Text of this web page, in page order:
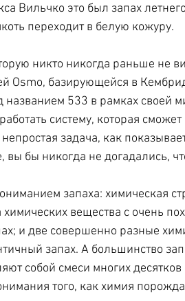
Вильчко это был запах
переходит в белую кожуру.
никто никогда раньше не
Osmo, базирующейся в
названием 533 в рамках своей
систему, которая
задача, как
вы бы никогда не догадались,
запаха: химическая
химических вещества с очень
и две совершенно разные
запах. А большинство
собой смеси многих
того, как химия